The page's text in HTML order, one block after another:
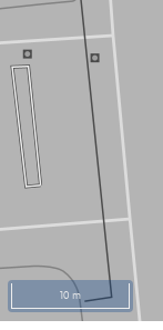
10 m